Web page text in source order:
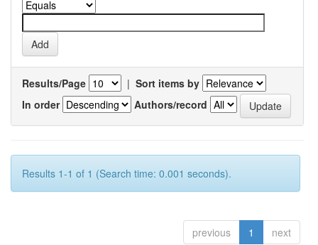
Results/Page | Sort items by
In order
Authors/record
Results 1-1 of 1 (Search time: 0.001 seconds).
previous 1 next